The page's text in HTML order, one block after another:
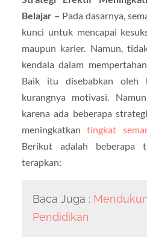
Belajar – Pada dasarnya,
kunci untuk mencapai
maupun karier. Namun,
kendala dalam
Baik itu disebabkan oleh
kurangnya motivasi.
karena ada beberapa
meningkatkantingkat
Berikut adalah beberapa
terapkan:
Baca Juga :
Pendidikan